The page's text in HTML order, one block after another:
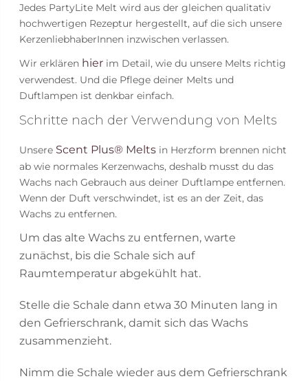
Jedes PartyLite Melt wird aus der gleichen qualitativ
hochwertigen Rezeptur hergestellt, auf die sich unsere
KerzenliebhaberInnen inzwischen verlassen.
Wir erklären hier im Detail, wie du unsere Melts richtig
verwendest. Und die Pflege deiner Melts und
Duftlampen ist denkbar einfach.
Schritte nach der Verwendung von Melts
Unsere Scent Plus® Melts in Herzform brennen nicht
ab wie normales Kerzenwachs, deshalb musst du das
Wachs nach Gebrauch aus deiner Duftlampe entfernen.
Wenn der Duft verschwindet, ist es an der Zeit, das
Wachs zu entfernen.
Um das alte Wachs zu entfernen, warte
zunächst, bis die Schale sich auf
Raumtemperatur abgekühlt hat.
Stelle die Schale dann etwa 30 Minuten lang in
den Gefrierschrank, damit sich das Wachs
zusammenzieht.
Nimm die Schale wieder aus dem Gefrierschrank